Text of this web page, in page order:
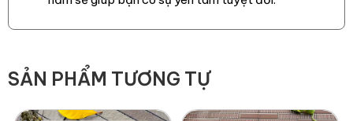
SẢN PHẨM TƯƠNG TỰ